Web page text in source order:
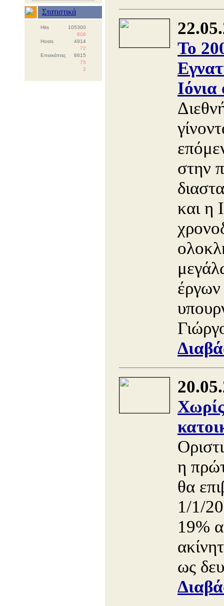
Στατιστικά
Hits
105300
808
Hosts
4914
72
Επισκέπτες
8615
75
2
Το
Ιόνια
στην
και η
η
θα
1/1/
19%
ως